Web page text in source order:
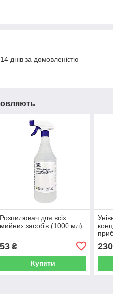
днів за домовленістю
Розпилювач для всіх
мийних засобів (1000 мл)
53₴
Купити
230